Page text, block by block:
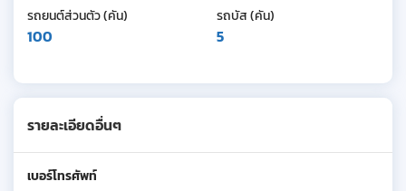
รถยนต์ส่วนตัว (คัน)
100
รถบัส (คัน)
5
รายละเอียดอื่นๆ
เบอร์โทรศัพท์